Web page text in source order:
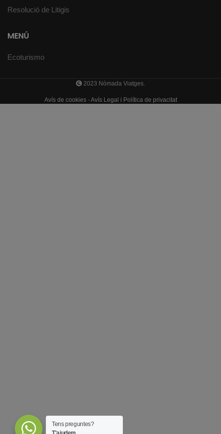
Resolució de Litigis
MENÚ
Ecoturismo
2023 Nòmada Viatges.
Avís de cookies -Avís Legal i Política de privacitat
Tens preguntes?